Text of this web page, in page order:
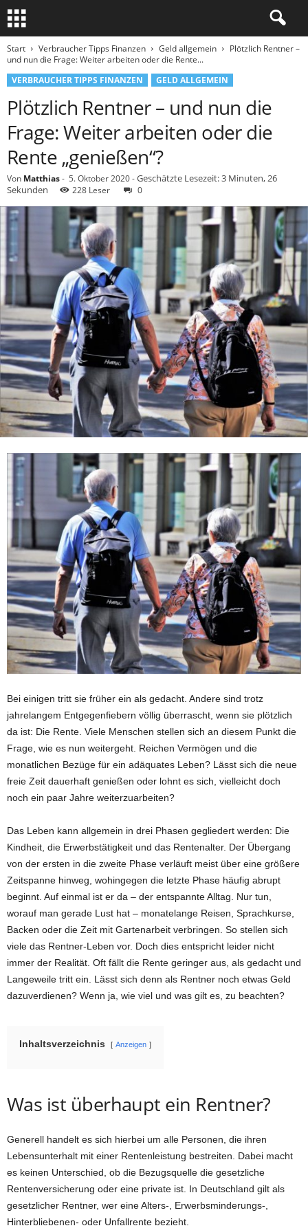
Start Verbraucher Tipps Finanzen Geld allgemein
Plötzlich Rentner –
und nun die Frage: Weiter arbeiten oder die Rente...
VERBRAUCHER TIPPS FINANZEN
GELD ALLGEMEIN
Plötzlich Rentner – und nun die
Frage: Weiter arbeiten oder die
Rente „genießen“?
Von Matthias- 5. Oktober 2020-Geschätzte Lesezeit: 3 Minuten, 26
Sekunden
228 Leser 0
Bei einigen tritt sie früher ein als gedacht. Andere sind trotz
jahrelangem Entgegenfiebern völlig überrascht, wenn sie plötzlich
da ist: Die Rente. Viele Menschen stellen sich an diesem Punkt die
Frage, wie es nun weitergeht. Reichen Vermögen und die
monatlichen Bezüge für ein adäquates Leben? Lässt sich die neue
freie Zeit dauerhaft genießen oder lohnt es sich, vielleicht doch
noch ein paar Jahre weiterzuarbeiten?
Das Leben kann allgemein in drei Phasen gegliedert werden: Die
Kindheit, die Erwerbstätigkeit und das Rentenalter. Der Übergang
von der ersten in die zweite Phase verläuft meist über eine größere
Zeitspanne hinweg, wohingegen die letzte Phase häufig abrupt
beginnt. Auf einmal ist er da – der entspannte Alltag. Nur tun,
worauf man gerade Lust hat – monatelange Reisen, Sprachkurse,
Backen oder die Zeit mit Gartenarbeit verbringen. So stellen sich
viele das Rentner-Leben vor. Doch dies entspricht leider nicht
immer der Realität. Oft fällt die Rente geringer aus, als gedacht und
Langeweile tritt ein. Lässt sich denn als Rentner noch etwas Geld
dazuverdienen? Wenn ja, wie viel und was gilt es, zu beachten?
Inhaltsverzeichnis Anzeigen
Was ist überhaupt ein Rentner?
Generell handelt es sich hierbei um alle Personen, die ihren
Lebensunterhalt mit einer Rentenleistung bestreiten. Dabei macht
es keinen Unterschied, ob die Bezugsquelle die gesetzliche
Rentenversicherung oder eine private ist. In Deutschland gilt als
gesetzlicher Rentner, wer eine Alters-, Erwerbsminderungs-,
Hinterbliebenen- oder Unfallrente bezieht.